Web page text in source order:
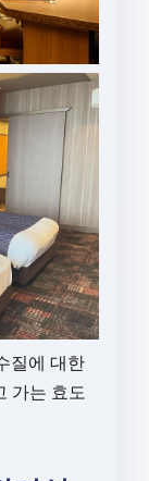
질에 대한
가는 효도